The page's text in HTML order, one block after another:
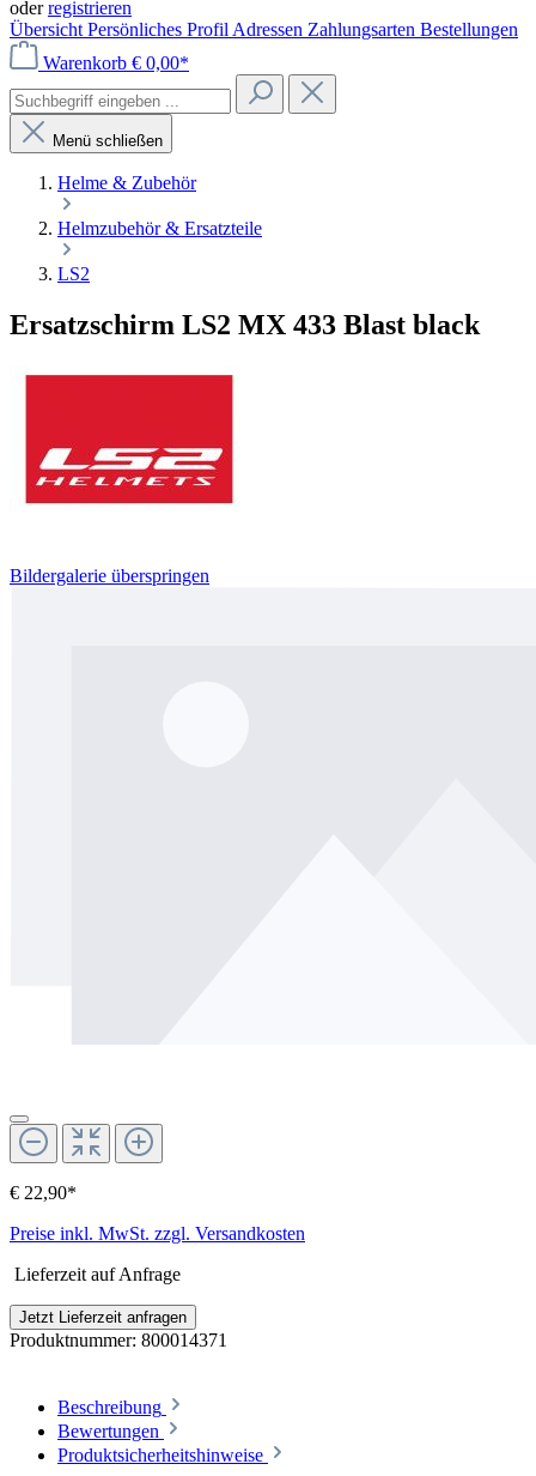
oderregistrieren
Übersicht Persönliches Profil Adressen Zahlungsarten Bestellungen
Warenkorb € 0,00*
Menü schließen
Helme & Zubehör
Helmzubehör & Ersatzteile
LS2
Ersatzschirm LS2 MX 433 Blast black
Bildergalerie überspringen
€ 22,90*
Preise inkl. MwSt. zzgl. Versandkosten
Lieferzeit auf Anfrage
Jetzt Lieferzeit anfragen
Produktnummer: 800014371
Beschreibung
Bewertungen
Produktsicherheitshinweise